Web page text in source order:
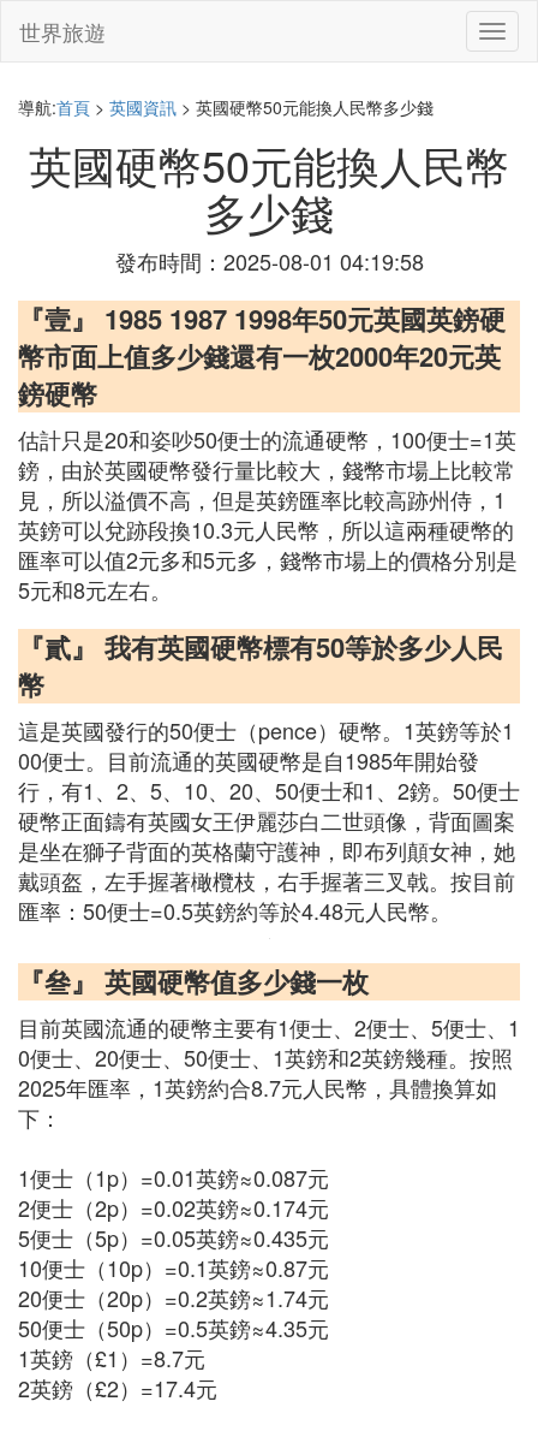
切
換
世界旅遊
導航:首頁 > 英國資訊 > 英國硬幣50元能換人民幣多少錢
英國硬幣50元能換人民幣
多少錢
發布時間：2025-08-01 04:19:58
『壹』 1985 1987 1998年50元英國英鎊硬
幣市面上值多少錢還有一枚2000年20元英
鎊硬幣
估計只是20和姿吵50便士的流通硬幣，100便士=1英
鎊，由於英國硬幣發行量比較大，錢幣市場上比較常
見，所以溢價不高，但是英鎊匯率比較高跡州侍，1
英鎊可以兌跡段換10.3元人民幣，所以這兩種硬幣的
匯率可以值2元多和5元多，錢幣市場上的價格分別是
5元和8元左右。
『貳』 我有英國硬幣標有50等於多少人民
幣
這是英國發行的50便士（pence）硬幣。1英鎊等於1
00便士。目前流通的英國硬幣是自1985年開始發
行，有1、2、5、10、20、50便士和1、2鎊。50便士
硬幣正面鑄有英國女王伊麗莎白二世頭像，背面圖案
是坐在獅子背面的英格蘭守護神，即布列顛女神，她
戴頭盔，左手握著橄欖枝，右手握著三叉戟。按目前
匯率：50便士=0.5英鎊約等於4.48元人民幣。
『叄』 英國硬幣值多少錢一枚
目前英國流通的硬幣主要有1便士、2便士、5便士、1
0便士、20便士、50便士、1英鎊和2英鎊幾種。按照
2025年匯率，1英鎊約合8.7元人民幣，具體換算如
下：
1便士（1p）=0.01英鎊≈0.087元
2便士（2p）=0.02英鎊≈0.174元
5便士（5p）=0.05英鎊≈0.435元
10便士（10p）=0.1英鎊≈0.87元
20便士（20p）=0.2英鎊≈1.74元
50便士（50p）=0.5英鎊≈4.35元
1英鎊（£1）=8.7元
2英鎊（£2）=17.4元